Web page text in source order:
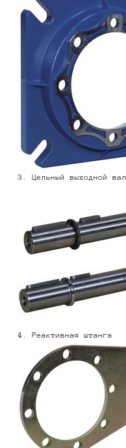
3. Цельный выходной вал
4. Реактивная штанга